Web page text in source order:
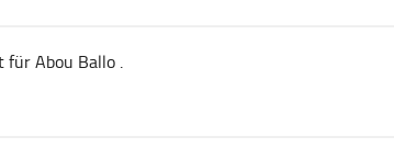
für Abou Ballo .